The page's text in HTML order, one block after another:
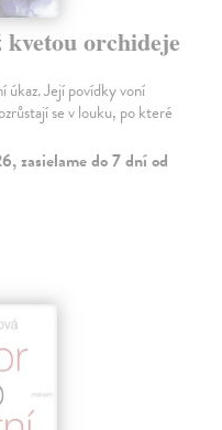
orchideje
Její povídky voní
se v louku, po které
zasielame do 7 dní od